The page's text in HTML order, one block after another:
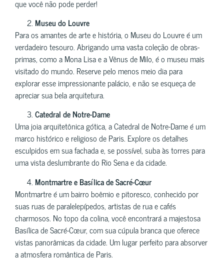
que você não pode perder!
Museu do Louvre
Para os amantes de arte e história, o Museu do Louvre é um
verdadeiro tesouro. Abrigando uma vasta coleção de obras-
primas, como a Mona Lisa e a Vênus de Milo, é o museu mais
visitado do mundo. Reserve pelo menos meio dia para
explorar esse impressionante palácio, e não se esqueça de
apreciar sua bela arquitetura.
Catedral de Notre-Dame
Uma joia arquitetônica gótica, a Catedral de Notre-Dame é um
marco histórico e religioso de Paris. Explore os detalhes
esculpidos em sua fachada e, se possível, suba às torres para
uma vista deslumbrante do Rio Sena e da cidade.
Montmartre e Basílica de Sacré-Cœur
Montmartre é um bairro boêmio e pitoresco, conhecido por
suas ruas de paralelepípedos, artistas de rua e cafés
charmosos. No topo da colina, você encontrará a majestosa
Basílica de Sacré-Cœur, com sua cúpula branca que oferece
vistas panorâmicas da cidade. Um lugar perfeito para absorver
a atmosfera romântica de Paris.